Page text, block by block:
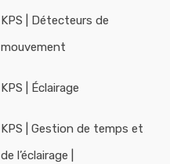
KPS | Détecteurs de
mouvement
KPS | Éclairage
KPS | Gestion de temps et
de l’éclairage |